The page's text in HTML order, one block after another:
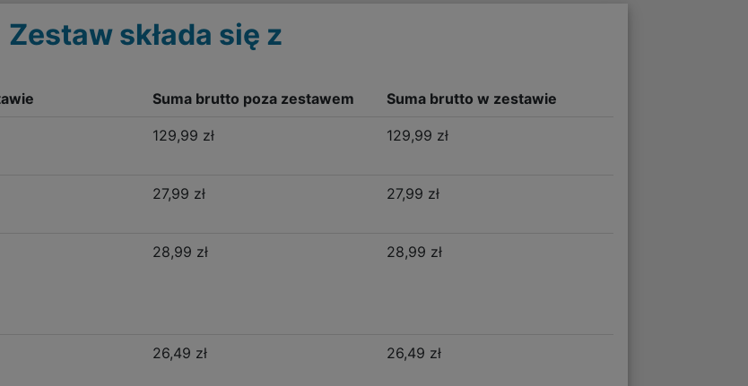
Zestaw składa się z
Suma brutto poza zestawem Suma brutto w zestawie
129,99 zł 129,99 zł
27,99 zł 27,99 zł
28,99 zł 28,99 zł
26,49 zł 26,49 zł